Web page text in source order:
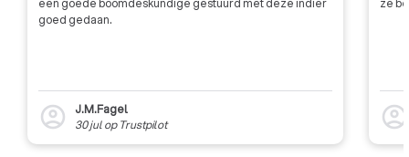
goed gedaan.
account_circle
J.M.Fagel
30 julop Trustpilot account_circle